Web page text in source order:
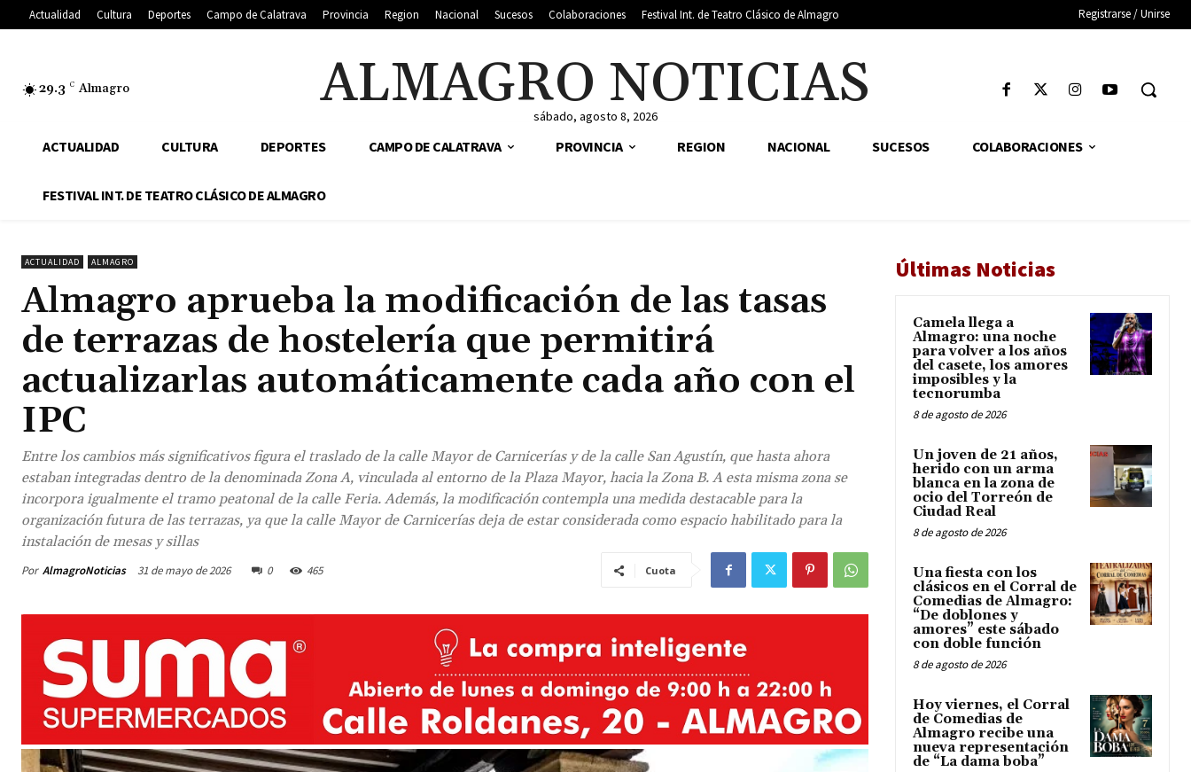
Actualidad Cultura Deportes Campo de Calatrava Provincia Region Nacional Sucesos Colaboraciones Festival Int. de Teatro Clásico de Almagro Registrarse / Unirse
29.3 C Almagro ALMAGRO NOTICIAS
sábado, agosto 8, 2026
ACTUALIDAD CULTURA DEPORTES CAMPO DE CALATRAVA PROVINCIA REGION NACIONAL SUCESOS COLABORACIONES
FESTIVAL INT. DE TEATRO CLÁSICO DE ALMAGRO
ACTUALIDAD ALMAGRO
Almagro aprueba la modificación de las tasas
de terrazas de hostelería que permitirá
actualizarlas automáticamente cada año con el
IPC
Entre los cambios más significativos figura el traslado de la calle Mayor de Carnicerías y de la calle San Agustín, que hasta ahora
estaban integradas dentro de la denominada Zona A, vinculada al entorno de la Plaza Mayor, hacia la Zona B. A esta misma zona se
incorpora igualmente el tramo peatonal de la calle Feria. Además, la modificación contempla una medida destacable para la
organización futura de las terrazas, ya que la calle Mayor de Carnicerías deja de estar considerada como espacio habilitado para la
instalación de mesas y sillas
Por AlmagroNoticias 31 de mayo de 2026 0 465 Cuota
Últimas Noticias
Camela llega a
Almagro: una noche
para volver a los años
del casete, los amores
imposibles y la
tecnorumba
8 de agosto de 2026
Un joven de 21 años,
herido con un arma
blanca en la zona de
ocio del Torreón de
Ciudad Real
8 de agosto de 2026
Una fiesta con los
clásicos en el Corral de
Comedias de Almagro:
“De doblones y
amores” este sábado
con doble función
8 de agosto de 2026
Hoy viernes, el Corral
de Comedias de
Almagro recibe una
nueva representación
de “La dama boba”